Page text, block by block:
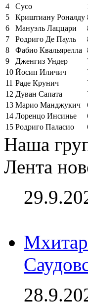
4
Сусо
5
Криштиану Роналду
6
Мануэль Лаццари
7
Родриго Де Пауль
8
Фабио Квальярелла
9
Дженгиз Ундер
10 Йосип Иличич
11 Раде Крунич
12 Дуван Сапата
13 Марио Манджукич
14 Лоренцо Инсинье
15 Родриго Паласио
Наша
Лента